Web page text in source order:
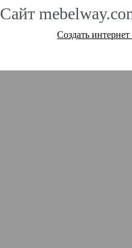
Сайт
Создать интернет